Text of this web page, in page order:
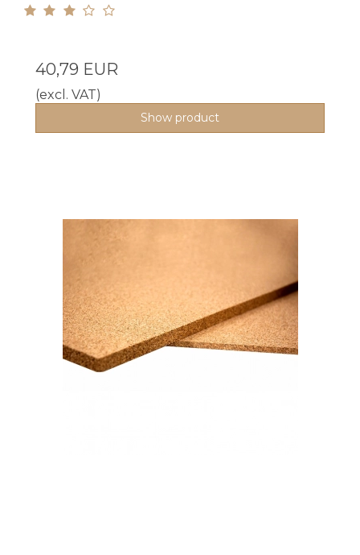
40,79 EUR
(excl. VAT)
Show product